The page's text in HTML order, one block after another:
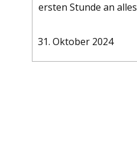
ersten Stunde an alles
31. Oktober 2024